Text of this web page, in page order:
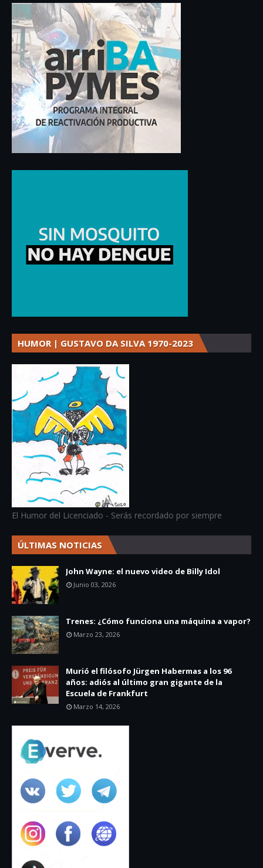
HUMOR | GUSTAVO DA SILVA 1970-2023
El Humor del Licenciado - Serás recordado por siempre
ÚLTIMAS NOTICIAS
John Wayne: el nuevo video de Billy Idol
Junio 03, 2026
Trenes: ¿Cómo funciona una máquina a vapor?
Marzo 23, 2026
Murió el filósofo Jürgen Habermas a los 96
años: adiós al último gran gigante de la
Escuela de Frankfurt
Marzo 14, 2026